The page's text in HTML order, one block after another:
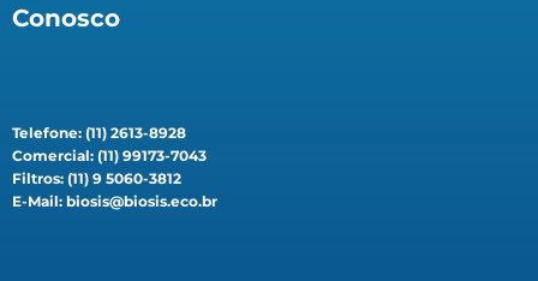
Conosco
Telefone: (11) 2613-8928
Comercial: (11) 99173-7043
Filtros: (11) 9 5060-3812
E-Mail: biosis@biosis.eco.br